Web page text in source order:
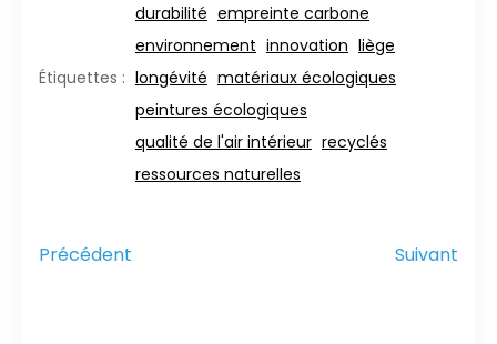
Étiquettes :
durabilité empreinte carbone
environnement innovation liège
longévité matériaux écologiques
peintures écologiques
qualité de l'air intérieur recyclés
ressources naturelles
Précédent Suivant